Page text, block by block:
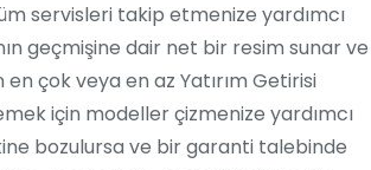
servisleri takip etmenize yardımcı
geçmişine dair net bir resim sunar ve
çok veya en az Yatırım Getirisi
için modeller çizmenize yardımcı
bozulursa ve bir garanti talebinde